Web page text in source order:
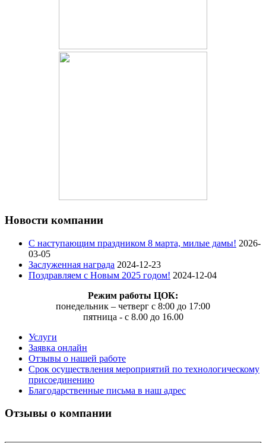
Новости компании
C наступающим праздником 8 марта, милые дамы! 2026-
03-05
Заслуженная награда 2024-12-23
Поздравляем с Новым 2025 годом! 2024-12-04
Режим работы ЦОК:
понедельник – четверг с 8:00 до 17:00
пятница - с 8.00 до 16.00
Услуги
Заявка онлайн
Отзывы о нашей работе
Срок осуществления мероприятий по технологическому
присоединению
Благодарственные письма в наш адрес
Отзывы о компании